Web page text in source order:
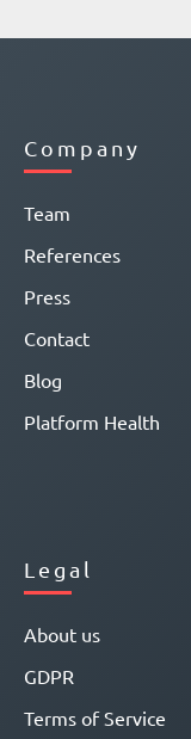
Company
Team
References
Press
Contact
Blog
Platform Health
Legal
About us
GDPR
Terms of Service